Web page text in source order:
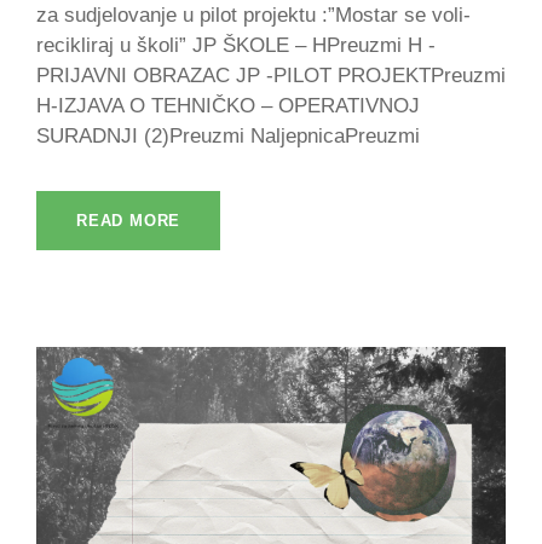
za sudjelovanje u pilot projektu :”Mostar se voli-
recikliraj u školi” JP ŠKOLE – HPreuzmi H -
PRIJAVNI OBRAZAC JP -PILOT PROJEKTPreuzmi
H-IZJAVA O TEHNIČKO – OPERATIVNOJ
SURADNJI (2)Preuzmi NaljepnicaPreuzmi
READ MORE